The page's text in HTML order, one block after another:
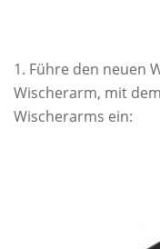
Führe den neuen
Wischerarm, mit
Wischerarms ein: